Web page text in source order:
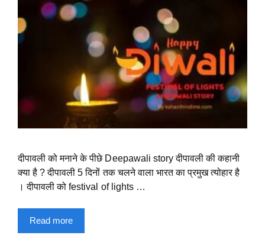
दीपावली को मनाने के पीछे Deepawali story दीपावली की कहानी
क्या है ? दीपावली 5 दिनों तक चलने वाला भारत का प्रमुख त्योहार है
। दीपावली को festival of lights …
Read more